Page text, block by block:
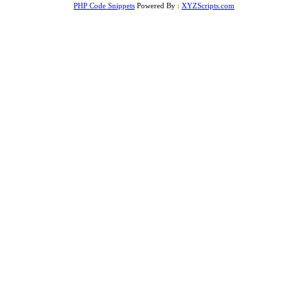
PHP Code Snippets Powered By : XYZScripts.com